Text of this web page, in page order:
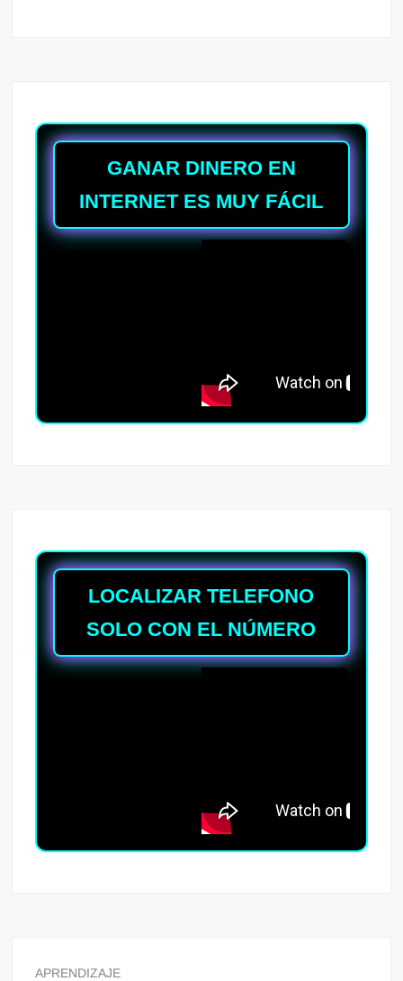
GANAR DINERO EN
INTERNET ES MUY FÁCIL
LOCALIZAR TELEFONO
SOLO CON EL NÚMERO
APRENDIZAJE